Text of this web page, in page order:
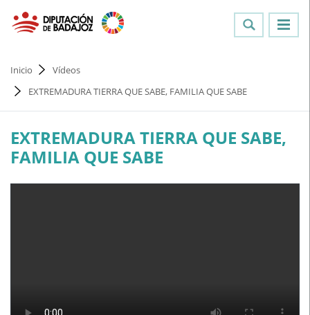
Inicio
Vídeos
EXTREMADURA TIERRA QUE SABE, FAMILIA QUE SABE
EXTREMADURA TIERRA QUE SABE,
FAMILIA QUE SABE